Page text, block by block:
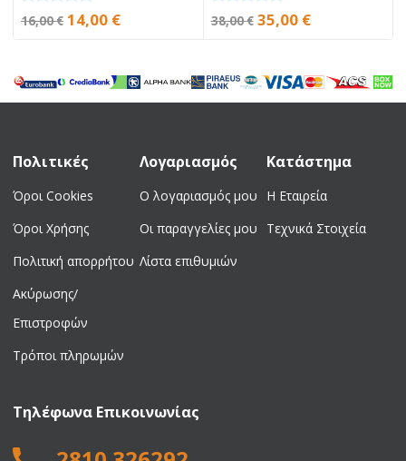
16,00€ Original
16,00 €.
14,00 €Η
είναι:
14,00 €.
38,00€ Original
38,00 €.
35,00 €Η
είναι:
35,00 €.
Πολιτικές
Όροι Cookies
Όροι Χρήσης
Πολιτική απορρήτου
Ακύρωσης/
Επιστροφών
Τρόποι πληρωμών
Λογαριασμός
Ο λογαριασμός μου
Οι παραγγελίες μου
Λίστα επιθυμιών
Κατάστημα
Η Εταιρεία
Τεχνικά Στοιχεία
Τηλέφωνα Επικοινωνίας